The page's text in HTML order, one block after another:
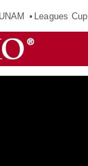
UNAM Leagues Cup